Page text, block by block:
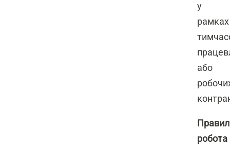
у
рамках
або
робота